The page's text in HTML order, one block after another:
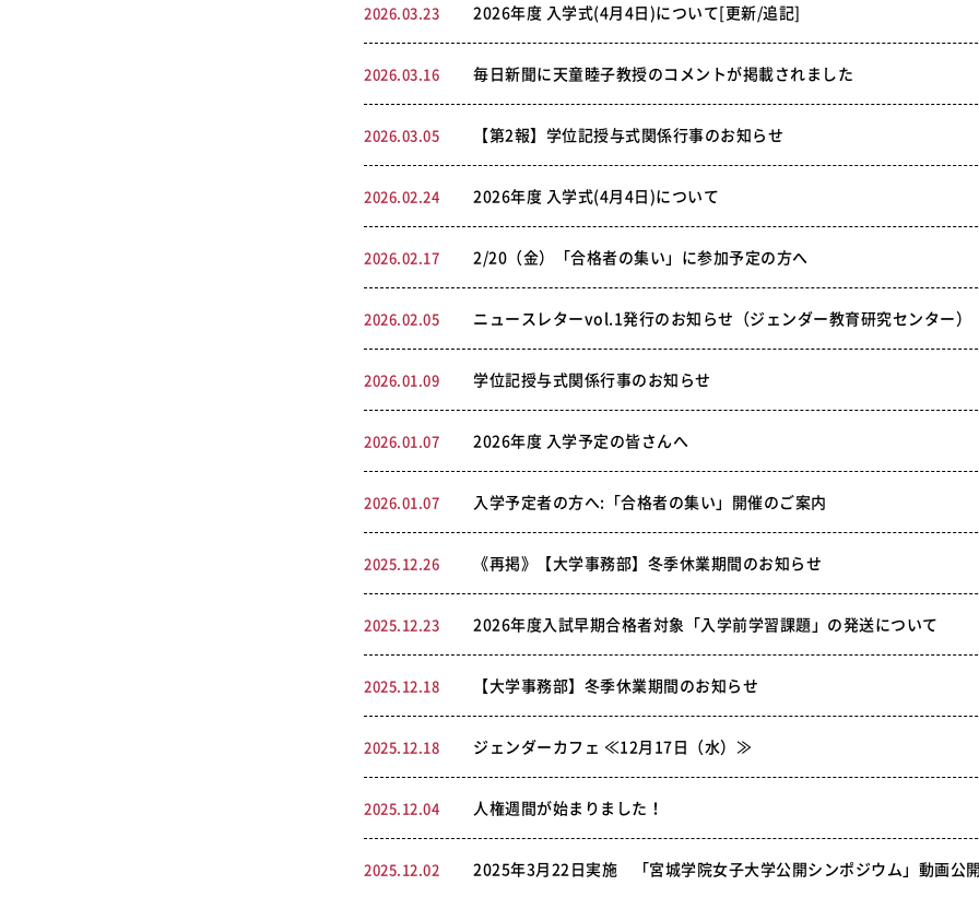
2026.03.23 2026年度 入学式(4月4日)について[更新/追記]
2026.03.16 毎日新聞に天童睦子教授のコメントが掲載されました
2026.03.05 【第2報】学位記授与式関係行事のお知らせ
2026.02.24 2026年度 入学式(4月4日)について
2026.02.17 2/20（金）「合格者の集い」に参加予定の方へ
2026.02.05 ニュースレターvol.1発行のお知らせ（ジェンダー教育研究センター）
2026.01.09 学位記授与式関係行事のお知らせ
2026.01.07 2026年度 入学予定の皆さんへ
2026.01.07 入学予定者の方へ:「合格者の集い」開催のご案内
2025.12.26 《再掲》【大学事務部】冬季休業期間のお知らせ
2025.12.23 2026年度入試早期合格者対象「入学前学習課題」の発送について
2025.12.18 【大学事務部】冬季休業期間のお知らせ
2025.12.18 ジェンダーカフェ ≪12月17日（水）≫
2025.12.04 人権週間が始まりました！
2025.12.02 2025年3月22日実施 「宮城学院女子大学公開シンポジウム」動画公開